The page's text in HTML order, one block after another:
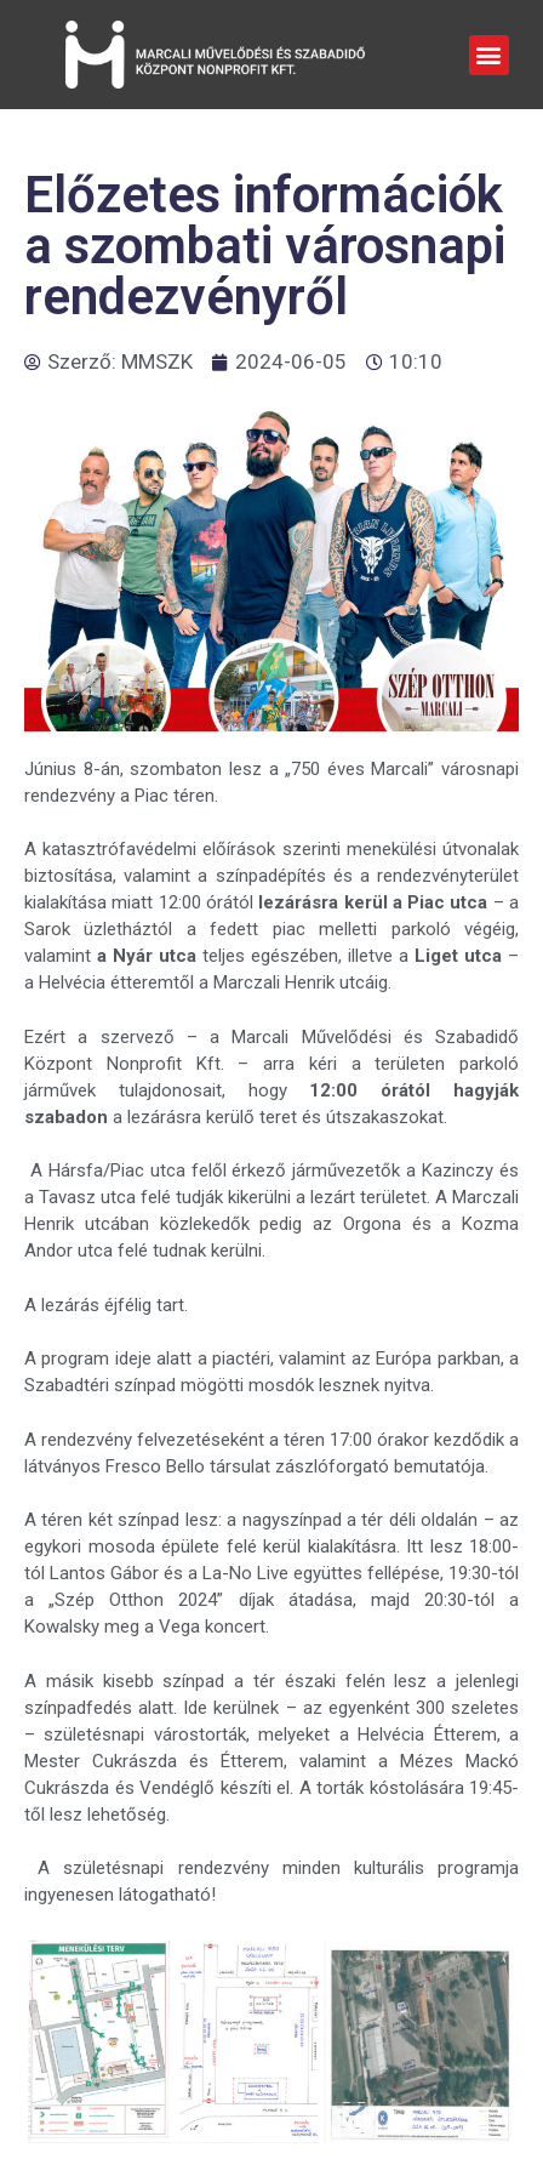
Előzetes információk
a szombati városnapi
rendezvényről
Szerző: MMSZK 2024-06-05 10:10
Június 8-án, szombaton lesz a „750 éves Marcali” városnapi
rendezvény a Piac téren.
A katasztrófavédelmi előírások szerinti menekülési útvonalak
biztosítása, valamint a színpadépítés és a rendezvényterület
kialakítása miatt 12:00 órától
lezárásra kerül a Piac utca – a
Sarok üzletháztól a fedett piac melletti parkoló végéig,
valamint a Nyár utca teljes egészében, illetve a Liget utca –
a Helvécia étteremtől a Marczali Henrik utcáig.
Ezért a szervező – a Marcali Művelődési és Szabadidő
Központ Nonprofit Kft. – arra kéri a területen parkoló
járművek tulajdonosait, hogy 12:00 órától hagyják
szabadon a lezárásra kerülő teret és útszakaszokat.
A Hársfa/Piac utca felől érkező járművezetők a Kazinczy és
a Tavasz utca felé tudják kikerülni a lezárt területet. A Marczali
Henrik utcában közlekedők pedig az Orgona és a Kozma
Andor utca felé tudnak kerülni.
A lezárás éjfélig tart.
A program ideje alatt a piactéri, valamint az Európa parkban, a
Szabadtéri színpad mögötti mosdók lesznek nyitva.
A rendezvény felvezetéseként a téren 17:00 órakor kezdődik a
látványos Fresco Bello társulat zászlóforgató bemutatója.
A téren két színpad lesz: a nagyszínpad a tér déli oldalán – az
egykori mosoda épülete felé kerül kialakításra. Itt lesz 18:00-
tól Lantos Gábor és a La-No Live együttes fellépése, 19:30-tól
a „Szép Otthon 2024” díjak átadása, majd 20:30-tól a
Kowalsky meg a Vega koncert.
A másik kisebb színpad a tér északi felén lesz a jelenlegi
színpadfedés alatt. Ide kerülnek – az egyenként 300 szeletes
– születésnapi várostorták, melyeket a Helvécia Étterem, a
Mester Cukrászda és Étterem, valamint a Mézes Mackó
Cukrászda és Vendéglő készíti el. A torták kóstolására 19:45-
től lesz lehetőség.
A születésnapi rendezvény minden kulturális programja
ingyenesen látogatható!